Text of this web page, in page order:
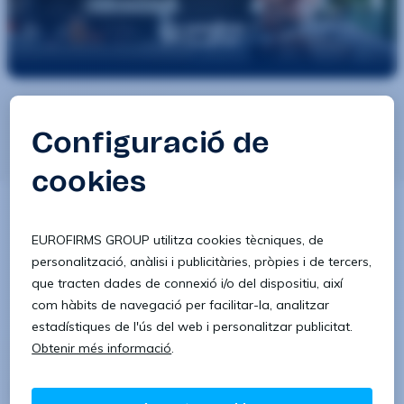
Santiago, Toledoi comença un nou lloc de feina
prop teu, amb les millors condicions. És l'hora de
trobar la feina de la teva especialitat.Comença ja el
teu nou repte.
Ofertes de feina a: